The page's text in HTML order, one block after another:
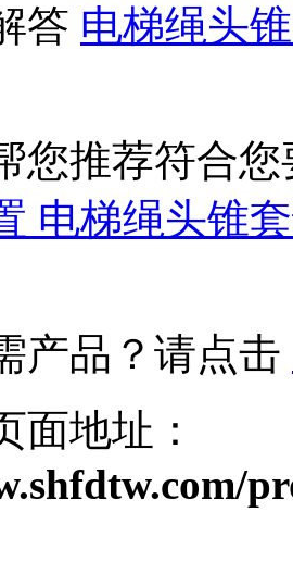
答 电梯绳头
您推荐符合
电梯绳头锥
产品？请点击
面地址：